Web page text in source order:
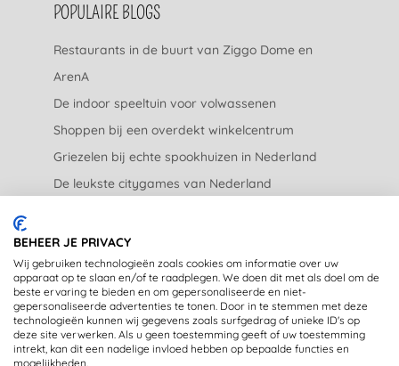
POPULAIRE BLOGS
Restaurants in de buurt van Ziggo Dome en
ArenA
De indoor speeltuin voor volwassenen
Shoppen bij een overdekt winkelcentrum
Griezelen bij echte spookhuizen in Nederland
De leukste citygames van Nederland
JURIDISCH
Privacyverklaring
Disclaimer
BEHEER JE PRIVACY
Wij gebruiken technologieën zoals cookies om informatie over uw
apparaat op te slaan en/of te raadplegen. We doen dit met als doel om de
beste ervaring te bieden en om gepersonaliseerde en niet-
gepersonaliseerde advertenties te tonen. Door in te stemmen met deze
technologieën kunnen wij gegevens zoals surfgedrag of unieke ID's op
deze site verwerken. Als u geen toestemming geeft of uw toestemming
intrekt, kan dit een nadelige invloed hebben op bepaalde functies en
mogelijkheden.